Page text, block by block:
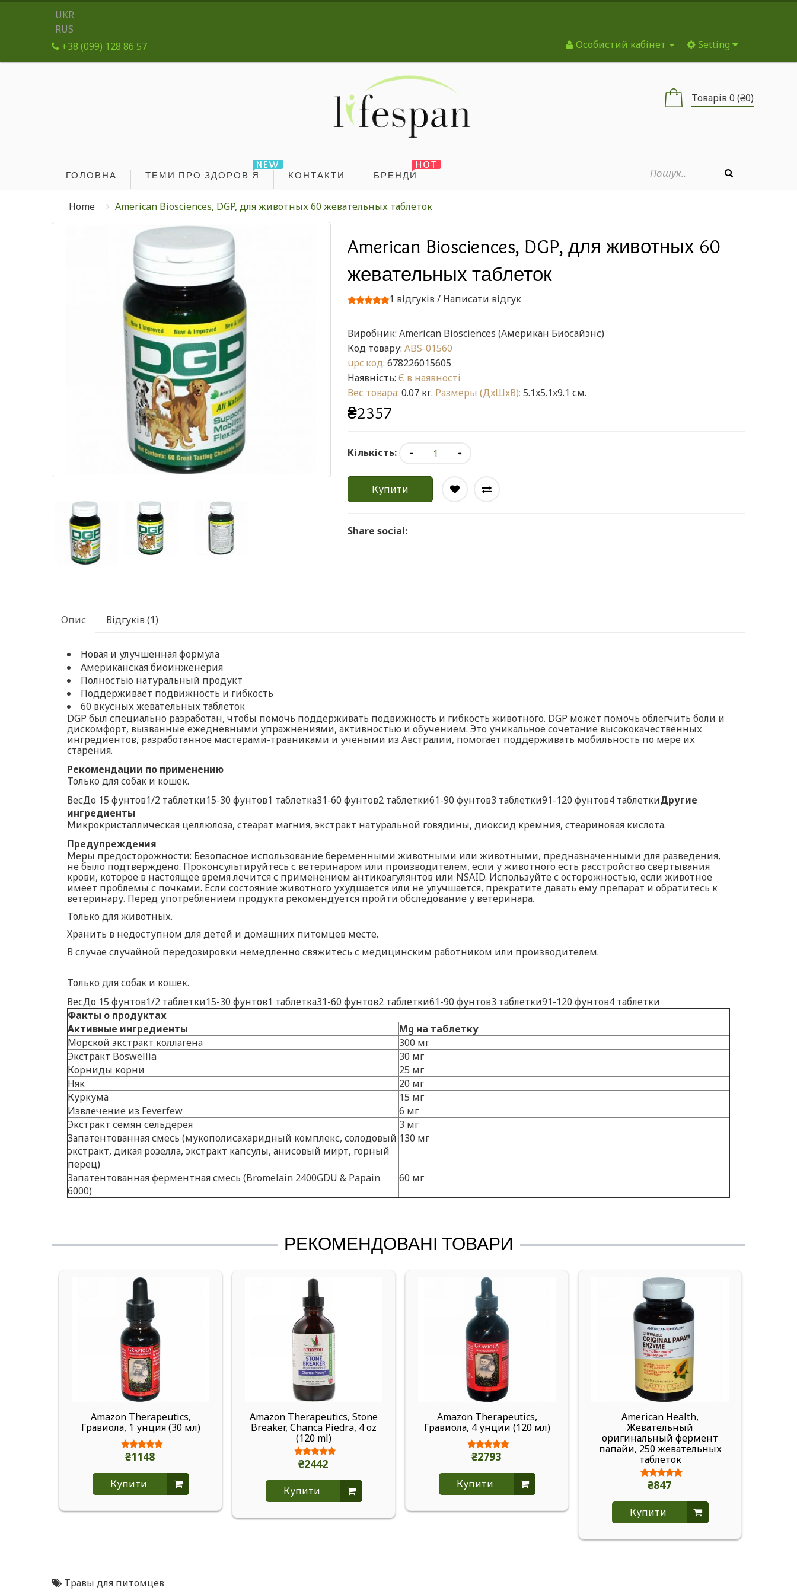
UKR
RUS
Особистий кабінет
Setting
+38 (099) 128 86 57
Товарів 0 (₴0)
ГОЛОВНА
NEW
ТЕМИ ПРО ЗДОРОВ'Я КОНТАКТИ
HOT
БРЕНДИ
Home American Biosciences, DGP, для животных 60 жевательных таблеток
American Biosciences, DGP, для животных 60
жевательных таблеток
1 відгуків/ Написати відгук
Виробник:American Biosciences (Американ Биосайэнс)
Код товару:ABS-01560
upc код: 678226015605
Наявність:Є в наявності
Вес товара: 0.07 кг. Размеры (ДxШxВ): 5.1x5.1x9.1 см.
₴2357
Кількість:
Купити
Share social:
Опис Відгуків (1)
Новая и улучшенная формула
Американская биоинженерия
Полностью натуральный продукт
Поддерживает подвижность и гибкость
60 вкусных жевательных таблеток
DGP был специально разработан, чтобы помочь поддерживать подвижность и гибкость животного. DGP может помочь облегчить боли и
дискомфорт, вызванные ежедневными упражнениями, активностью и обучением. Это уникальное сочетание высококачественных
ингредиентов, разработанное мастерами-травниками и учеными из Австралии, помогает поддерживать мобильность по мере их
старения.
Рекомендации по применению
Только для собак и кошек.
ВесДо 15 фунтов1/2 таблетки15-30 фунтов1 таблетка31-60 фунтов2 таблетки61-90 фунтов3 таблетки91-120 фунтов4 таблеткиДругие
ингредиенты
Микрокристаллическая целлюлоза, стеарат магния, экстракт натуральной говядины, диоксид кремния, стеариновая кислота.
Предупреждения
Меры предосторожности: Безопасное использование беременными животными или животными, предназначенными для разведения,
не было подтверждено. Проконсультируйтесь с ветеринаром или производителем, если у животного есть расстройство свертывания
крови, которое в настоящее время лечится с применением антикоагулянтов или NSAID. Используйте с осторожностью, если животное
имеет проблемы с почками. Если состояние животного ухудшается или не улучшается, прекратите давать ему препарат и обратитесь к
ветеринару. Перед употреблением продукта рекомендуется пройти обследование у ветеринара.
Только для животных.
Хранить в недоступном для детей и домашних питомцев месте.
В случае случайной передозировки немедленно свяжитесь с медицинским работником или производителем.
Только для собак и кошек.
ВесДо 15 фунтов1/2 таблетки15-30 фунтов1 таблетка31-60 фунтов2 таблетки61-90 фунтов3 таблетки91-120 фунтов4 таблетки
Факты о продуктах
Активные ингредиенты
Mg на таблетку
Морской экстракт коллагена
300 мг
Экстракт Boswellia
30 мг
Корниды корни
25 мг
Няк
20 мг
Куркума
15 мг
Извлечение из Feverfew
6 мг
Экстракт семян сельдерея
3 мг
Запатентованная смесь (мукополисахаридный комплекс, солодовый
экстракт, дикая розелла, экстракт капсулы, анисовый мирт, горный
перец)
130 мг
Запатентованная ферментная смесь (Bromelain 2400GDU & Papain
6000)
60 мг
РЕКОМЕНДОВАНІ ТОВАРИ
Amazon Therapeutics,
Гравиола, 1 унция (30 мл)
₴1148
Купити
Amazon Therapeutics, Stone
Breaker, Chanca Piedra, 4 oz
(120 ml)
₴2442
Купити
Amazon Therapeutics,
Гравиола, 4 унции (120 мл)
₴2793
Купити
American Health,
Жевательный
оригинальный фермент
папайи, 250 жевательных
таблеток
₴847
Купити
Травы для питомцев